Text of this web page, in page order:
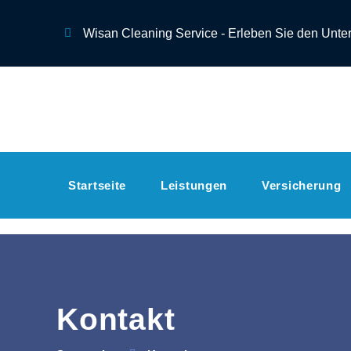
Wisan Cleaning Service - Erleben Sie den
Startseite Leistungen Versicherung
Kontakt